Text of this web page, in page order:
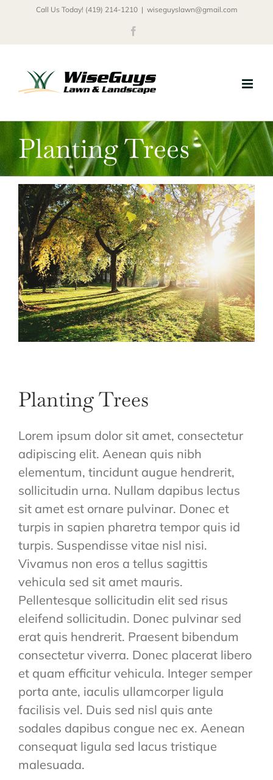
Call Us Today! (419) 214-1210 | wiseguyslawn@gmail.com
Planting Trees
Planting Trees
Lorem ipsum dolor sit amet, consectetur
adipiscing elit. Aenean quis nibh
elementum, tincidunt augue hendrerit,
sollicitudin urna. Nullam dapibus lectus
sit amet est ornare pulvinar. Donec et
turpis in sapien pharetra tempor quis id
turpis. Suspendisse vitae nisl nisi.
Vivamus non eros a tellus sagittis
vehicula sed sit amet mauris.
Pellentesque sollicitudin elit sed risus
eleifend sollicitudin. Donec pulvinar sed
erat quis hendrerit. Praesent bibendum
consectetur viverra. Donec placerat libero
et quam efficitur vehicula. Integer semper
porta ante, iaculis ullamcorper ligula
facilisis vel. Duis sed nisl quis ante
sodales dapibus congue nec ex. Aenean
consequat ligula sed lacus tristique
malesuada.